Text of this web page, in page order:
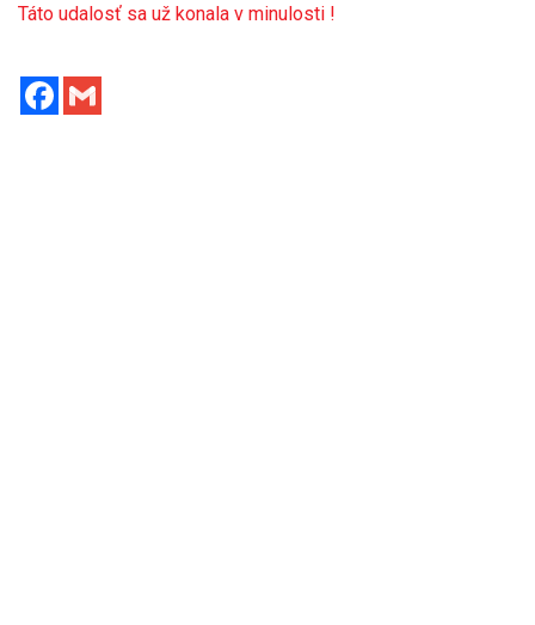
Táto udalosť sa už konala v minulosti !
Facebook